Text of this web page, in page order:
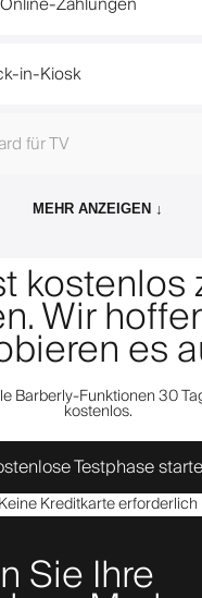
in-Kiosk
für TV
MEHR ANZEIGEN ↓
kostenlos
Wir
es
Barberly-Funktionen 30
kostenlos.
Testphase
Keine Kreditkarte erforderlich
Sie Ihre